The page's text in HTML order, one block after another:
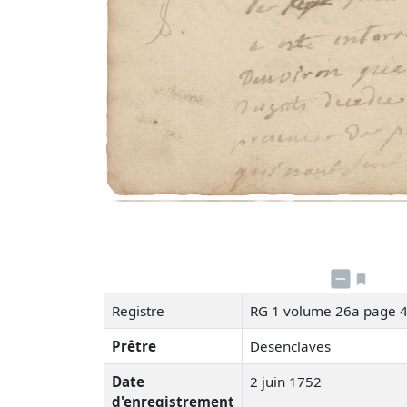
Registre
RG 1 volume 26a page
Prêtre
Desenclaves
Date
d'enregistrement
2 juin 1752